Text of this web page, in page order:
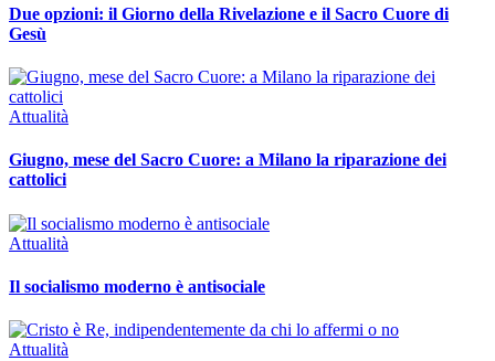
Due opzioni: il Giorno della Rivelazione e il Sacro Cuore di
Gesù
Attualità
Giugno, mese del Sacro Cuore: a Milano la riparazione dei
cattolici
Attualità
Il socialismo moderno è antisociale
Attualità